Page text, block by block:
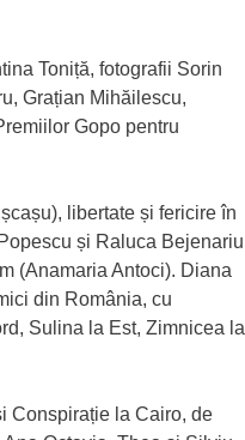
Toniță, fotografii Sorin
Grațian Mihăilescu,
Gopo pentru
libertate și fericire în
și Raluca Bejenariu
(Anamaria Antoci). Diana
din România, cu
Sulina la Est, Zimnicea la
Conspirație la Cairo, de